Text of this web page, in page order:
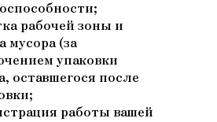
рабочей зоны и
мусора (за
упаковки
оставшегося после
работы вашей